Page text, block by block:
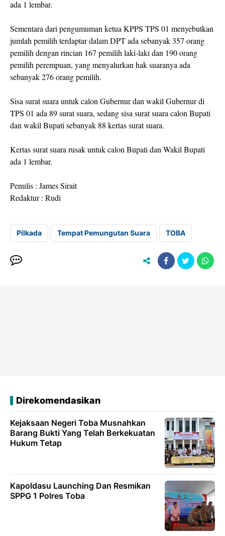
ada 1 lembar.
Sementara dari pengumuman ketua KPPS TPS 01 menyebutkan
jumlah pemilih terdaptar dalam DPT ada sebanyak 357 orang
pemilih dengan rincian 167 pemilih laki-laki dan 190 orang
pemilih perempuan, yang menyalurkan hak suaranya ada
sebanyak 276 orang pemilih.
Sisa surat suara untuk calon Gubernur dan wakil Gubernur di
TPS 01 ada 89 surat suara, sedang sisa surat suara calon Bupati
dan wakil Bupati sebanyak 88 kertas surat suara.
Kertas surat suara rusak untuk calon Bupati dan Wakil Bupati
ada 1 lembar.
Penulis : James Sirait
Redaktur : Rudi
Pilkada Tempat Pemungutan Suara TOBA
Direkomendasikan
Kejaksaan Negeri Toba Musnahkan
Barang Bukti Yang Telah Berkekuatan
Hukum Tetap
Kapoldasu Launching Dan Resmikan
SPPG 1 Polres Toba